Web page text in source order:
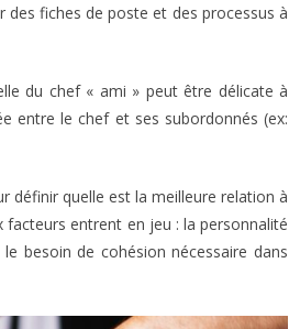
fiches de poste et des processus à
du chef « ami » peut être délicate à
entre le chef et ses subordonnés (ex:
définir quelle est la meilleure relation à
entrent en jeu : la personnalité
besoin de cohésion nécessaire dans